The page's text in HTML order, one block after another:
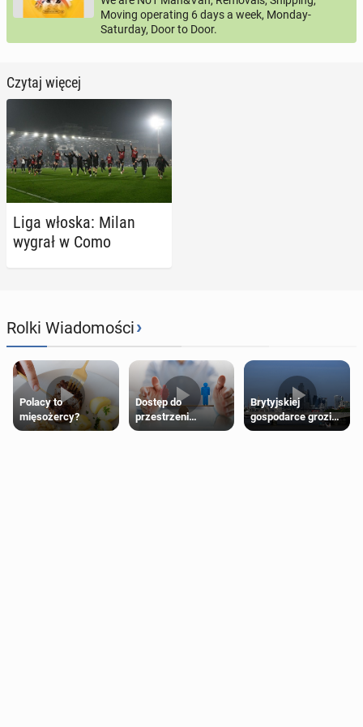
Moving operating 6 days a week, Monday-
Saturday, Door to Door.
Czytaj więcej
Liga włoska: Milan
wygrał w Como
Rolki Wiadomości›
Polacy to
mięsożercy?
Dostęp do
przestrzeni
przeznaczonych
Brytyjskiej
gospodarce grozi
recesja, jeśli